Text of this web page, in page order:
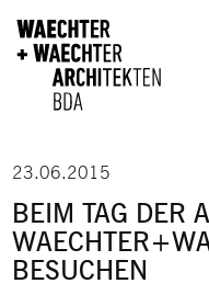
23.06.2015
BEIM TAG DER
BESUCHEN